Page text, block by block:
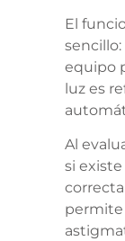
El
equipo
luz es
Al
si
permite